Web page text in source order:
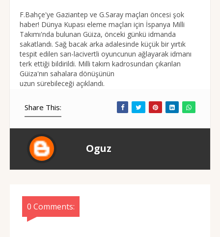
F.Bahçe'ye Gaziantep ve G.Saray maçları öncesi şok
haber! Dünya Kupası eleme maçları için İspanya Milli
Takımı'nda bulunan Güiza, önceki günkü idmanda
sakatlandı. Sağ bacak arka adalesinde küçük bir yırtık
tespit edilen sarı-lacivertli oyuncunun ağlayarak idmanı
terk ettiği bildirildi. Milli takım kadrosundan çıkarılan
Güiza'nın sahalara dönüşünün
uzun sürebileceği açıklandı.
Share This:
Oguz
0 Comments: